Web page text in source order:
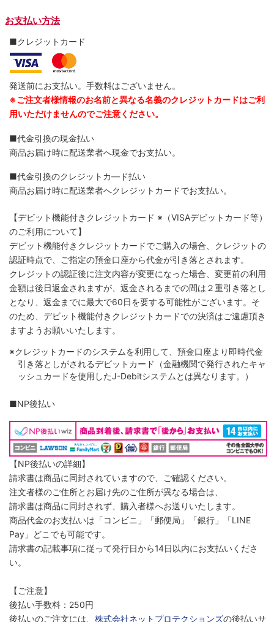
お支払い方法
■クレジットカード
発送前にお支払い。手数料はございません。
※ご注文者様情報のお名前と異なる名義のクレジットカードはご利
用いただけませんのでご注意ください。
■代金引換の現金払い
商品お届け時に配送業者へ現金でお支払い。
■代金引換のクレジットカ―ド払い
商品お届け時に配送業者へクレジットカードでお支払い。
【デビット機能付きクレジットカード ※（VISAデビットカード等）
のご利用について】
デビット機能付きクレジットカードでご購入の場合、クレジットの
認証時点で、ご指定の預金口座から代金が引き落とされます。
クレジットの認証後に注文内容が変更になった場合、変更前の利用
金額は後日返金されますが、返金されるまでの間は２重引き落とし
となり、返金までに最大で60日を要する可能性がございます。そ
のため、デビット機能付きクレジットカードでの決済はご遠慮頂き
ますようお願いいたします。
※クレジットカードのシステムを利用して、預金口座より即時代金
引き落としがされるデビットカード（金融機関で発行されたキャ
ッシュカードを使用したJ-Debitシステムとは異なります。）
■NP後払い
【NP後払いの詳細】
請求書は商品に同封されていますので、ご確認ください。
注文者様のご住所とお届け先のご住所が異なる場合は、
請求書は商品に同封されず、購入者様へお送りいたします。
商品代金のお支払いは「コンビニ」「郵便局」「銀行」「LINE
Pay」どこでも可能です。
請求書の記載事項に従って発行日から14日以内にお支払いくださ
い。
【ご注意】
後払い手数料：250円
後払いのご注文には、 株式会社ネットプロテクションズの後払いサ